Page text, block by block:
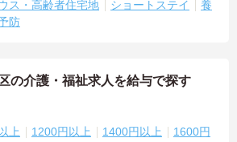
ス・高齢者住宅地 ショートステイ
養
防
の介護・福祉求人を給与で探す
上 1200円以上 1400円以上
1600円